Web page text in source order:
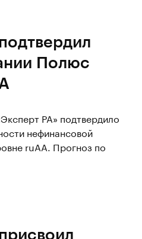
Полюс
РА» подтвердило
нефинансовой
ruAA. Прогноз по